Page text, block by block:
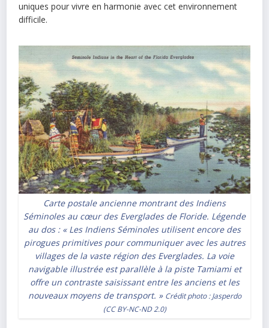
uniques pour vivre en harmonie avec cet environnement
difficile.
Carte postale ancienne montrant des Indiens
Séminoles au cœur des Everglades de Floride. Légende
au dos : « Les Indiens Séminoles utilisent encore des
pirogues primitives pour communiquer avec les autres
villages de la vaste région des Everglades. La voie
navigable illustrée est parallèle à la piste Tamiami et
offre un contraste saisissant entre les anciens et les
nouveaux moyens de transport. » Crédit photo :Jasperdo
(CC BY-NC-ND 2.0)